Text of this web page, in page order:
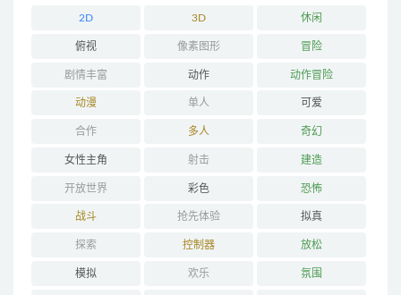
2D 3D 休闲
俯视 像素图形 冒险
剧情丰富 动作 动作冒险
动漫 单人 可爱
合作 多人 奇幻
女性主角 射击 建造
开放世界 彩色 恐怖
战斗 抢先体验 拟真
探索 控制器 放松
模拟 欢乐 氛围